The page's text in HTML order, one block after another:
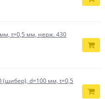
t=0,5 мм, нерж. 430
d=100 мм, t=0,5